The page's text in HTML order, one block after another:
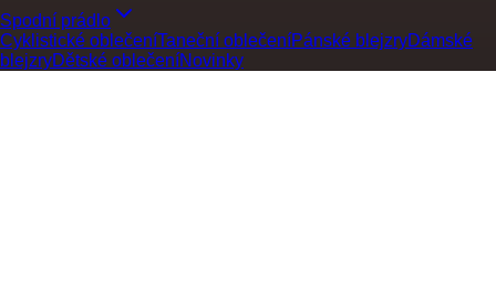
Spodní prádlo
Cyklistické oblečeníTaneční oblečeníPánské blejzryDámské
blejzryDětské oblečeníNovinky